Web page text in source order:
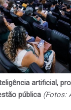
artificial,
pública (Fotos: